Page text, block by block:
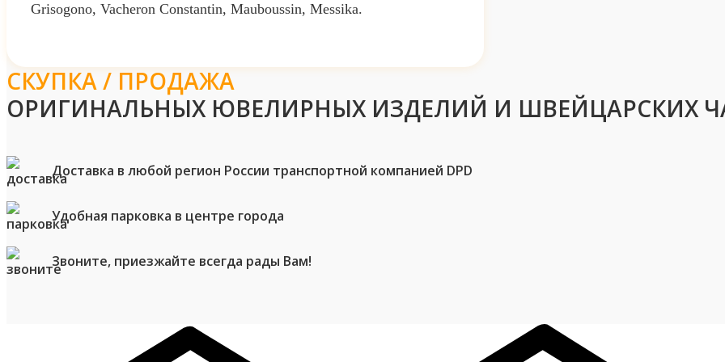
Grisogono, Vacheron Constantin, Mauboussin, Messika.
СКУПКА / ПРОДАЖА
ОРИГИНАЛЬНЫХ ЮВЕЛИРНЫХ ИЗДЕЛИЙ И ШВЕЙЦАРСКИХ
Доставка в любой регион России транспортной компанией DPD
Удобная парковка в центре города
Звоните, приезжайте всегда рады Вам!